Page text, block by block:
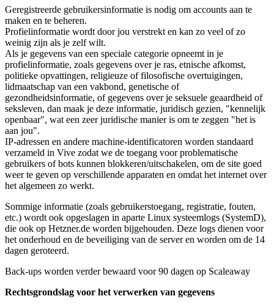
Geregistreerde gebruikersinformatie is nodig om accounts aan te
maken en te beheren.
Profielinformatie wordt door jou verstrekt en kan zo veel of zo
weinig zijn als je zelf wilt.
Als je gegevens van een speciale categorie opneemt in je
profielinformatie, zoals gegevens over je ras, etnische afkomst,
politieke opvattingen, religieuze of filosofische overtuigingen,
lidmaatschap van een vakbond, genetische of
gezondheidsinformatie, of gegevens over je seksuele geaardheid of
seksleven, dan maak je deze informatie, juridisch gezien, "kennelijk
openbaar", wat een zeer juridische manier is om te zeggen "het is
aan jou".
IP-adressen en andere machine-identificatoren worden standaard
verzameld in Vive zodat we de toegang voor problematische
gebruikers of bots kunnen blokkeren/uitschakelen, om de site goed
weer te geven op verschillende apparaten en omdat het internet over
het algemeen zo werkt.
Sommige informatie (zoals gebruikerstoegang, registratie, fouten,
etc.) wordt ook opgeslagen in aparte Linux systeemlogs (SystemD),
die ook op Hetzner.de worden bijgehouden. Deze logs dienen voor
het onderhoud en de beveiliging van de server en worden om de 14
dagen geroteerd.
Back-ups worden verder bewaard voor 90 dagen op Scaleaway
Rechtsgrondslag voor het verwerken van gegevens